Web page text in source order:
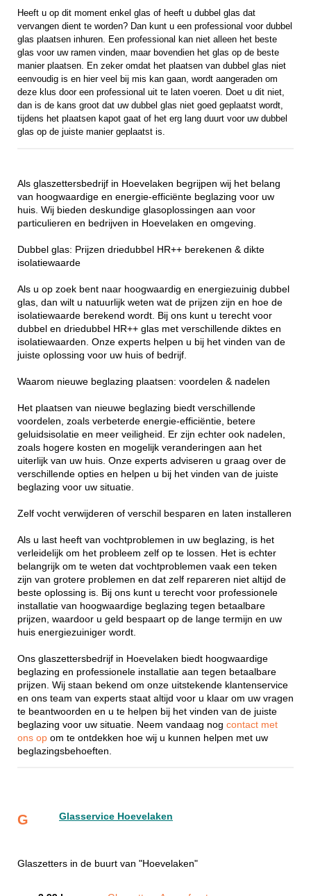
Heeft u op dit moment enkel glas of heeft u dubbel glas dat
vervangen dient te worden? Dan kunt u een professional voor dubbel
glas plaatsen inhuren. Een professional kan niet alleen het beste
glas voor uw ramen vinden, maar bovendien het glas op de beste
manier plaatsen. En zeker omdat het plaatsen van dubbel glas niet
eenvoudig is en hier veel bij mis kan gaan, wordt aangeraden om
deze klus door een professional uit te laten voeren. Doet u dit niet,
dan is de kans groot dat uw dubbel glas niet goed geplaatst wordt,
tijdens het plaatsen kapot gaat of het erg lang duurt voor uw dubbel
glas op de juiste manier geplaatst is.
Als glaszettersbedrijf in Hoevelaken begrijpen wij het belang
van hoogwaardige en energie-efficiënte beglazing voor uw
huis. Wij bieden deskundige glasoplossingen aan voor
particulieren en bedrijven in Hoevelaken en omgeving.
Dubbel glas: Prijzen driedubbel HR++ berekenen & dikte
isolatiewaarde
Als u op zoek bent naar hoogwaardig en energiezuinig dubbel
glas, dan wilt u natuurlijk weten wat de prijzen zijn en hoe de
isolatiewaarde berekend wordt. Bij ons kunt u terecht voor
dubbel en driedubbel HR++ glas met verschillende diktes en
isolatiewaarden. Onze experts helpen u bij het vinden van de
juiste oplossing voor uw huis of bedrijf.
Waarom nieuwe beglazing plaatsen: voordelen & nadelen
Het plaatsen van nieuwe beglazing biedt verschillende
voordelen, zoals verbeterde energie-efficiëntie, betere
geluidsisolatie en meer veiligheid. Er zijn echter ook nadelen,
zoals hogere kosten en mogelijk veranderingen aan het
uiterlijk van uw huis. Onze experts adviseren u graag over de
verschillende opties en helpen u bij het vinden van de juiste
beglazing voor uw situatie.
Zelf vocht verwijderen of verschil besparen en laten installeren
Als u last heeft van vochtproblemen in uw beglazing, is het
verleidelijk om het probleem zelf op te lossen. Het is echter
belangrijk om te weten dat vochtproblemen vaak een teken
zijn van grotere problemen en dat zelf repareren niet altijd de
beste oplossing is. Bij ons kunt u terecht voor professionele
installatie van hoogwaardige beglazing tegen betaalbare
prijzen, waardoor u geld bespaart op de lange termijn en uw
huis energiezuiniger wordt.
Ons glaszettersbedrijf in Hoevelaken biedt hoogwaardige
beglazing en professionele installatie aan tegen betaalbare
prijzen. Wij staan bekend om onze uitstekende klantenservice
en ons team van experts staat altijd voor u klaar om uw vragen
te beantwoorden en u te helpen bij het vinden van de juiste
beglazing voor uw situatie. Neem vandaag nog contact met
ons op om te ontdekken hoe wij u kunnen helpen met uw
beglazingsbehoeften.
G Glasservice Hoevelaken
Glaszetters in de buurt van "Hoevelaken"